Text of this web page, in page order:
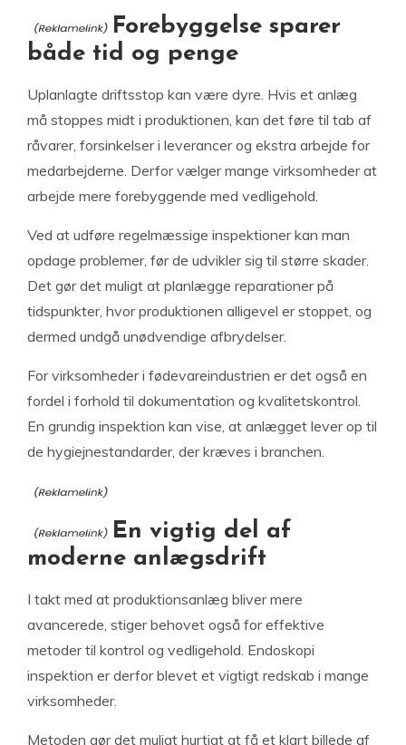
Forebyggelse sparer
både tid og penge
Uplanlagte driftsstop kan være dyre. Hvis et anlæg
må stoppes midt i produktionen, kan det føre til tab af
råvarer, forsinkelser i leverancer og ekstra arbejde for
medarbejderne. Derfor vælger mange virksomheder at
arbejde mere forebyggende med vedligehold.
Ved at udføre regelmæssige inspektioner kan man
opdage problemer, før de udvikler sig til større skader.
Det gør det muligt at planlægge reparationer på
tidspunkter, hvor produktionen alligevel er stoppet, og
dermed undgå unødvendige afbrydelser.
For virksomheder i fødevareindustrien er det også en
fordel i forhold til dokumentation og kvalitetskontrol.
En grundig inspektion kan vise, at anlægget lever op til
de hygiejnestandarder, der kræves i branchen.
En vigtig del af
moderne anlægsdrift
I takt med at produktionsanlæg bliver mere
avancerede, stiger behovet også for effektive
metoder til kontrol og vedligehold. Endoskopi
inspektion er derfor blevet et vigtigt redskab i mange
virksomheder.
Metoden gør det muligt hurtigt at få et klart billede af